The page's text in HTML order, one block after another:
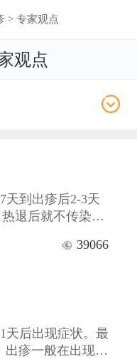
> 专家观点
观点
天到出疹后2-3天
退后就不传染
时进入该房间的
39066
天后出现症状。最